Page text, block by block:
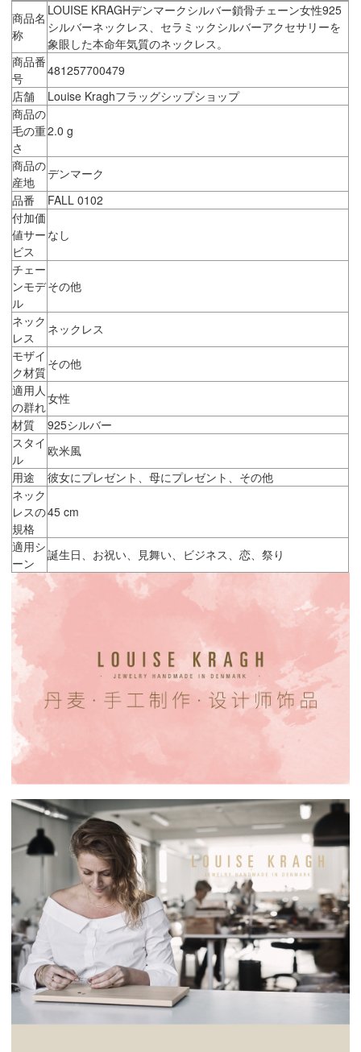
商品名
称
LOUISE KRAGHデンマークシルバー鎖骨チェーン女性925
シルバーネックレス、セラミックシルバーアクセサリーを
象眼した本命年気質のネックレス。
商品番
号
481257700479
店舗
Louise Kraghフラッグシップショップ
商品の
毛の重
さ
2.0 g
商品の
産地
デンマーク
品番
FALL 0102
付加価
値サー
ビス
なし
チェー
ンモデ
ル
その他
ネック
レス
ネックレス
モザイ
ク材質
その他
適用人
の群れ
女性
材質
925シルバー
スタイ
ル
欧米風
用途
彼女にプレゼント、母にプレゼント、その他
ネック
レスの
規格
45 cm
適用シ
ーン
誕生日、お祝い、見舞い、ビジネス、恋、祭り